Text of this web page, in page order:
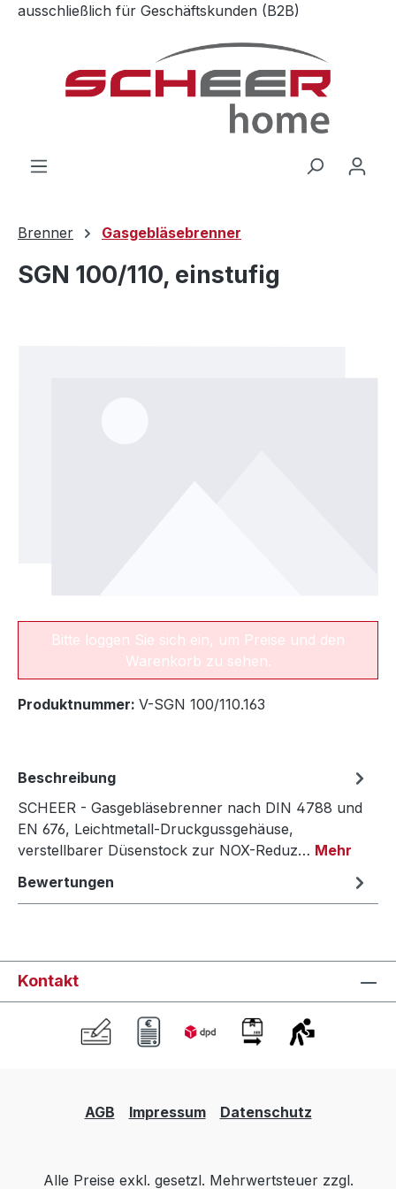
Zum Hauptinhalt springen
ausschließlich für Geschäftskunden (B2B)
Brenner Gasgebläsebrenner
SGN 100/110, einstufig
Bitte loggen Sie sich ein, um Preise und den
Warenkorb zu sehen.
Produktnummer: V-SGN 100/110.163
Beschreibung
SCHEER - Gasgebläsebrenner nach DIN 4788 und
EN 676, Leichtmetall-Druckgussgehäuse,
verstellbarer Düsenstock zur NOX-Reduz… Mehr
Bewertungen
Kontakt
AGB Impressum Datenschutz
Alle Preise exkl. gesetzl. Mehrwertsteuer zzgl.